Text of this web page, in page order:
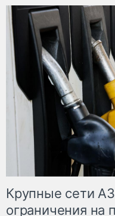
Крупные сети
ограничения на